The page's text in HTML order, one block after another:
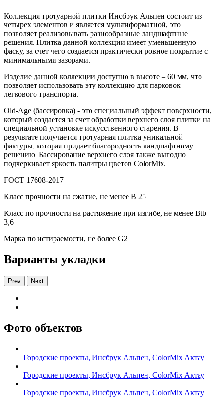
Коллекция тротуарной плитки Инсбрук Альпен состоит из
четырех элементов и является мультиформатной, это
позволяет реализовывать разнообразные ландшафтные
решения. Плитка данной коллекции имеет уменьшенную
фаску, за счет чего создается практически ровное покрытие с
минимальными зазорами.
Изделие данной коллекции доступно в высоте – 60 мм, что
позволяет использовать эту коллекцию для парковок
легкового транспорта.
Old-Age (бассировка) - это специальный эффект поверхности,
который создается за счет обработки верхнего слоя плитки на
специальной установке искусственного старения. В
результате получается тротуарная плитка уникальной
фактуры, которая придает благородность ландшафтному
решению. Бассирование верхнего слоя также выгодно
подчеркивает яркость палитры цветов ColorMix.
ГОСТ 17608-2017
Класс прочности на сжатие, не менее В 25
Класс по прочности на растяжение при изгибе, не менее Вtb
3,6
Марка по истираемости, не более G2
Варианты укладки
Prev Next
Фото объектов
Городские проекты, Инсбрук Альпен, ColorMix Актау
Городские проекты, Инсбрук Альпен, ColorMix Актау
Городские проекты, Инсбрук Альпен, ColorMix Актау